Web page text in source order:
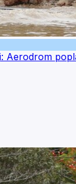
Aerodrom